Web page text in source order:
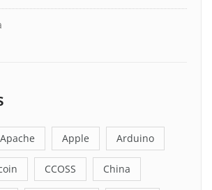
Apache Apple Arduino
CCOSS China